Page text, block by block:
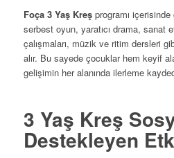
Foça 3 Yaş Kreşprogramı içerisinde
serbest oyun, yaratıcı drama, sanat
çalışmaları, müzik ve ritim dersleri
alır. Bu sayede çocuklar hem keyif
gelişimin her alanında ilerleme
3 Yaş Kreş
Destekleyen